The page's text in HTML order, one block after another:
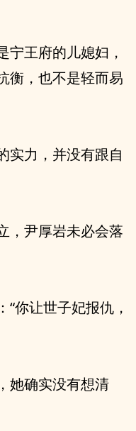
宁王府的儿媳妇，
衡，也不是轻而易
实力，并没有跟自
，尹厚岩未必会落
你让世子妃报仇，
她确实没有想清